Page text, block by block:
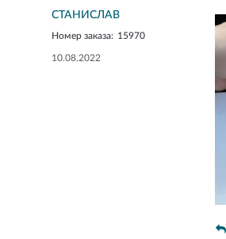
СТАНИСЛАВ
Номер заказа: 15970
10.08.2022